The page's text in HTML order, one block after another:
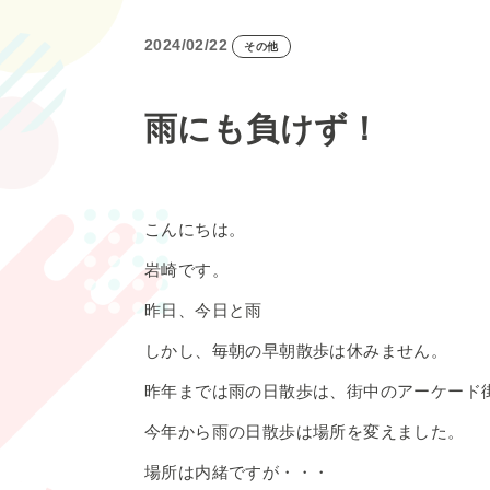
2024/02/22 その他
雨にも負けず！
こんにちは。
岩崎です。
昨日、今日と雨
しかし、毎朝の早朝散歩は休みません。
昨年までは雨の日散歩は、街中のアーケード
今年から雨の日散歩は場所を変えました。
場所は内緒ですが・・・